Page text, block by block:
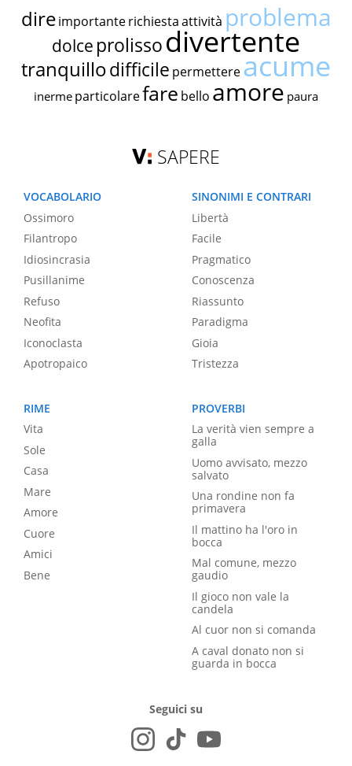
dire importante richiestaattività problema
dolce prolissodivertente
tranquillodifficile permettereacume
inerme particolarefare bello amore paura
SAPERE
VOCABOLARIO
Ossimoro
Filantropo
Idiosincrasia
Pusillanime
Refuso
Neofita
Iconoclasta
Apotropaico
SINONIMI E CONTRARI
Libertà
Facile
Pragmatico
Conoscenza
Riassunto
Paradigma
Gioia
Tristezza
RIME
Vita
Sole
Casa
Mare
Amore
Cuore
Amici
Bene
PROVERBI
La verità vien sempre a
galla
Uomo avvisato, mezzo
salvato
Una rondine non fa
primavera
Il mattino ha l'oro in
bocca
Mal comune, mezzo
gaudio
Il gioco non vale la
candela
Al cuor non si comanda
A caval donato non si
guarda in bocca
Seguici su